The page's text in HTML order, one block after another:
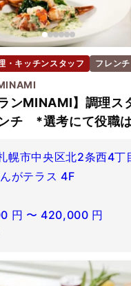
・キッチンスタッフ フレンチ
ンMINAMI】調理ス
チ *選考にて役職
幌市中央区北2条西4丁
がテラス 4F
円 〜 420,000 円